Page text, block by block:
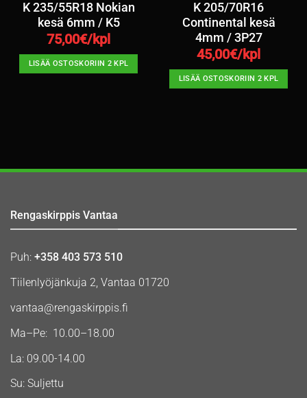
K 235/55R18 Nokian
kesä 6mm / K5
75,00€/kpl
LISÄÄ OSTOSKORIIN 2 KPL
K 205/70R16
Continental kesä
4mm / 3P27
45,00€/kpl
LISÄÄ OSTOSKORIIN 2 KPL
Rengaskirppis Vantaa
Puh: +358 403 573 510
Tiilenlyöjänkuja 2, Vantaa 01720
vantaa@rengaskirppis.fi
Ma–Pe: 10.00–18.00
La: 09.00-14.00
Su: Suljettu